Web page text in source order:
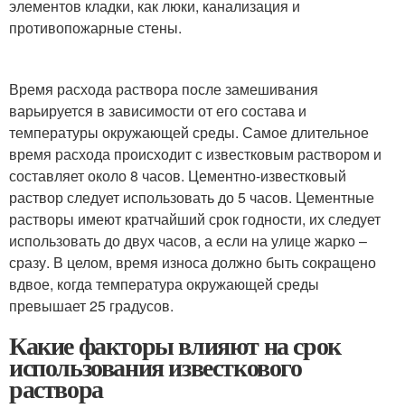
элементов кладки, как люки, канализация и
противопожарные стены.
Время расхода раствора после замешивания
варьируется в зависимости от его состава и
температуры окружающей среды. Самое длительное
время расхода происходит с известковым раствором и
составляет около 8 часов. Цементно-известковый
раствор следует использовать до 5 часов. Цементные
растворы имеют кратчайший срок годности, их следует
использовать до двух часов, а если на улице жарко –
сразу. В целом, время износа должно быть сокращено
вдвое, когда температура окружающей среды
превышает 25 градусов.
Какие факторы влияют на срок
использования известкового
раствора